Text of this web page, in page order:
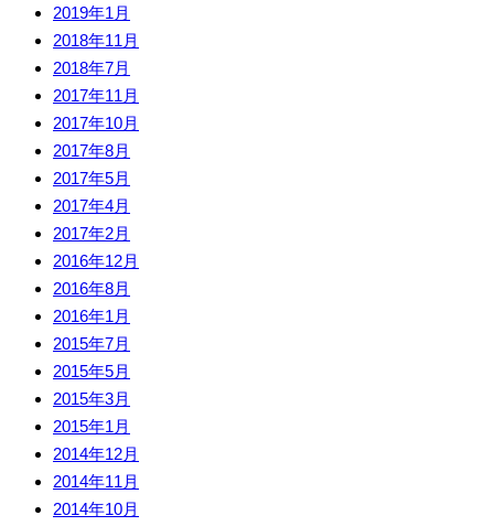
2019年1月
2018年11月
2018年7月
2017年11月
2017年10月
2017年8月
2017年5月
2017年4月
2017年2月
2016年12月
2016年8月
2016年1月
2015年7月
2015年5月
2015年3月
2015年1月
2014年12月
2014年11月
2014年10月